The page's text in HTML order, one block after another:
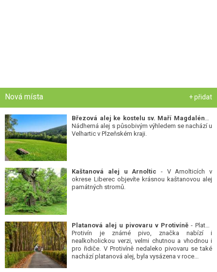
Nová místa + přidat
Březová alej ke kostelu sv. Maří Magdalény-
Nádherná alej s působivým výhledem se nachází u
Velhartic v Plzeňském kraji.
Kaštanová alej u Arnoltic - V Arnolticích v
okrese Liberec objevíte krásnou kaštanovou alej
památných stromů.
Platanová alej u pivovaru v Protivíně - Platan
Protivín je známé pivo, značka nabízí i
nealkoholickou verzi, velmi chutnou a vhodnou i
pro řidiče. V Protivíně nedaleko pivovaru se také
nachází platanová alej, byla vysázena v roce...